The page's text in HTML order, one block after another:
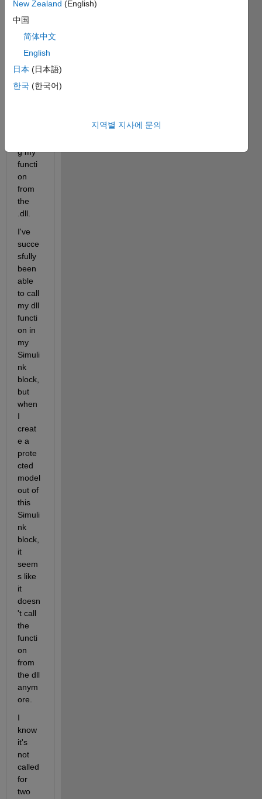
a .dll
from
prote
cted
model
doesn
g my
functi
on
from
the
.dll.
I've
succe
sfully
been
able
to call
my dll
functi
on in
my
Simuli
nk
block,
but
when
I
creat
e a
prote
cted
model
out of
this
Simuli
nk
block,
it
seem
s like
it
doesn
't call
the
functi
on
from
the dll
anym
ore.
I
know
it's
not
called
for
two
New Zealand (English)
中国
简体中文
English
日本 (日本語)
한국 (한국어)
지역별 지사에 문의